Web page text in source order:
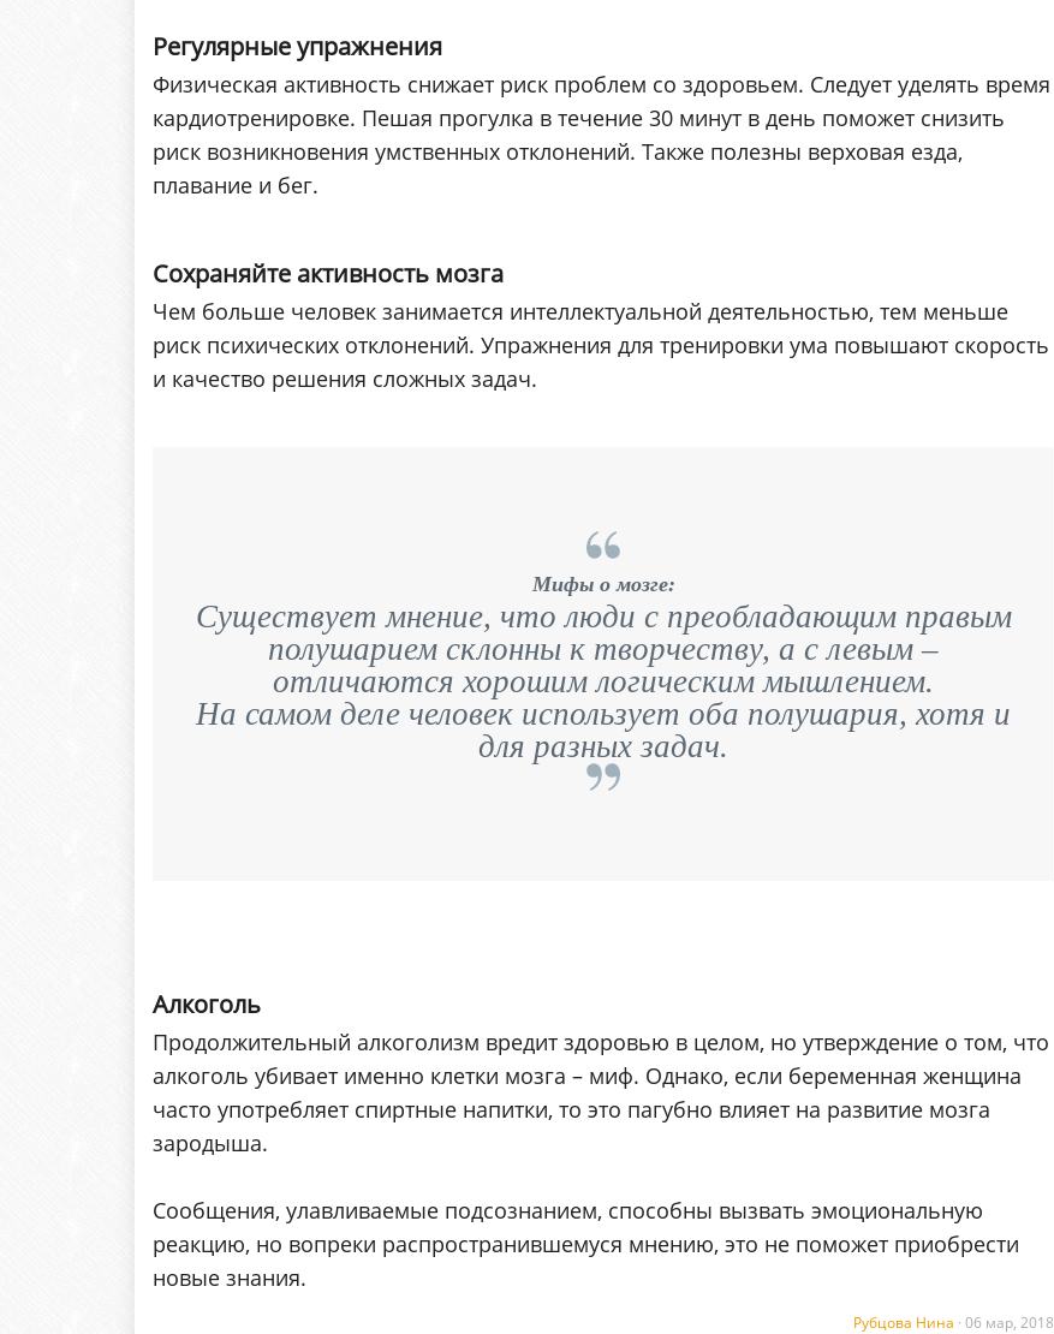
Регулярные упражнения
Физическая активность снижает риск проблем со здоровьем. Следует уделять время
кардиотренировке. Пешая прогулка в течение 30 минут в день поможет снизить
риск возникновения умственных отклонений. Также полезны верховая езда,
плавание и бег.
Сохраняйте активность мозга
Чем больше человек занимается интеллектуальной деятельностью, тем меньше
риск психических отклонений. Упражнения для тренировки ума повышают скорость
и качество решения сложных задач.
Мифы о мозге:
Существует мнение, что люди с преобладающим правым
полушарием склонны к творчеству, а с левым –
отличаются хорошим логическим мышлением.
На самом деле человек использует оба полушария, хотя и
для разных задач.
Алкоголь
Продолжительный алкоголизм вредит здоровью в целом, но утверждение о том, что
алкоголь убивает именно клетки мозга – миф. Однако, если беременная женщина
часто употребляет спиртные напитки, то это пагубно влияет на развитие мозга
зародыша.
Сообщения, улавливаемые подсознанием, способны вызвать эмоциональную
реакцию, но вопреки распространившемуся мнению, это не поможет приобрести
новые знания.
Рубцова Нина · 06 мар, 2018